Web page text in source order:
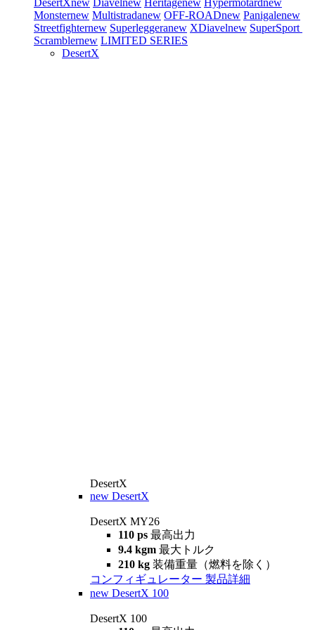
DesertXnew Diavelnew Heritagenew Hypermotardnew
Monsternew Multistradanew OFF-ROADnew Panigalenew
Streetfighternew Superleggeranew XDiavelnew SuperSport
Scramblernew LIMITED SERIES
DesertX
DesertX
new DesertX
DesertX MY26
110 ps 最高出力
9.4 kgm 最大トルク
210 kg 装備重量（燃料を除く）
コンフィギュレーター 製品詳細
new DesertX 100
DesertX 100